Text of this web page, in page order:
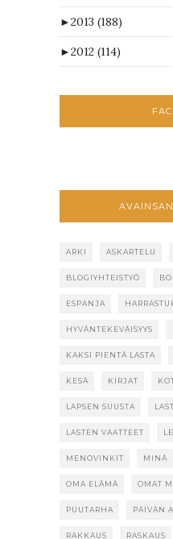
►2013 (188)
►2012 (114)
ARKI ASKARTELU
BLOGIYHTEISTYÖ
ESPANJA
HYVÄNTEKEVÄISYYS
KAKSI PIENTÄ LASTA
KESÄ KIRJAT
LAPSEN SUUSTA
LASTEN VAATTEET
MENOVINKIT MINÄ
OMA ELÄMÄ OMAT
PUUTARHA PÄIVÄN
RAKKAUS RASKAUS